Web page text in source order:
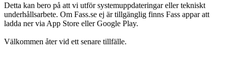
Detta kan bero på att vi utför systemuppdateringar eller tekniskt
underhållsarbete. Om Fass.se ej är tillgänglig finns Fass appar att
ladda ner via App Store eller Google Play.
Välkommen åter vid ett senare tillfälle.